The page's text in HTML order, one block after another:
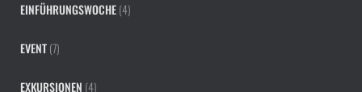
EINFÜHRUNGSWOCHE(4)
EVENT(7)
EXKURSIONEN (4)